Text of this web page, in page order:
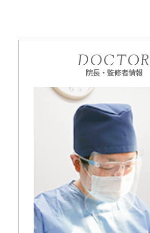
DOCTOR
院長・監修者情報